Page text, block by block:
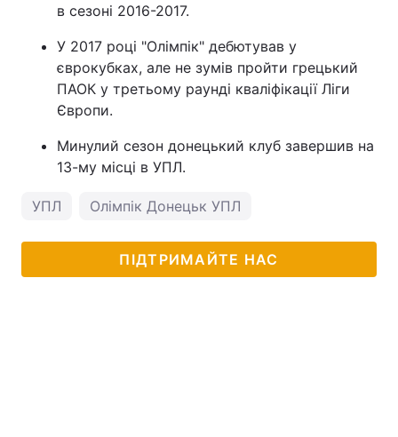
в сезоні 2016-2017.
У 2017 році "Олімпік" дебютував у
єврокубках, але не зумів пройти грецький
ПАОК у третьому раунді кваліфікації Ліги
Європи.
Минулий сезон донецький клуб завершив на
13-му місці в УПЛ.
УПЛ Олімпік Донецьк УПЛ
ПІДТРИМАЙТЕ НАС